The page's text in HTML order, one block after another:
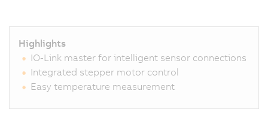
Highlights
IO-Link master for intelligent sensor connections
Integrated stepper motor control
Easy temperature measurement